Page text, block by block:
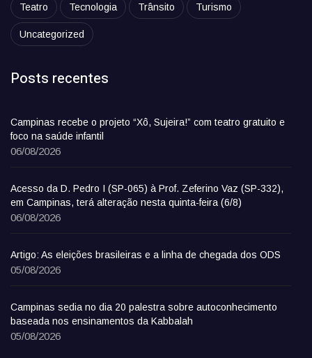
Teatro Tecnologia Trânsito Turismo
Uncategorized
Posts recentes
Campinas recebe o projeto “Xô, Sujeira!” com teatro gratuito e
foco na saúde infantil
06/08/2026
Acesso da D. Pedro I (SP-065) à Prof. Zeferino Vaz (SP-332),
em Campinas, terá alteração nesta quinta-feira (6/8)
06/08/2026
Artigo: As eleições brasileiras e a linha de chegada dos ODS
05/08/2026
Campinas sedia no dia 20 palestra sobre autoconhecimento
baseada nos ensinamentos da Kabbalah
05/08/2026